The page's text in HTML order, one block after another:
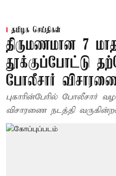
தமிழக செய்திகள்
திருமணமான 7
தூக்குப்போட்டு
போலீசார்
புகாரின்பேரில் போலீசார்
விசாரணை நடத்தி